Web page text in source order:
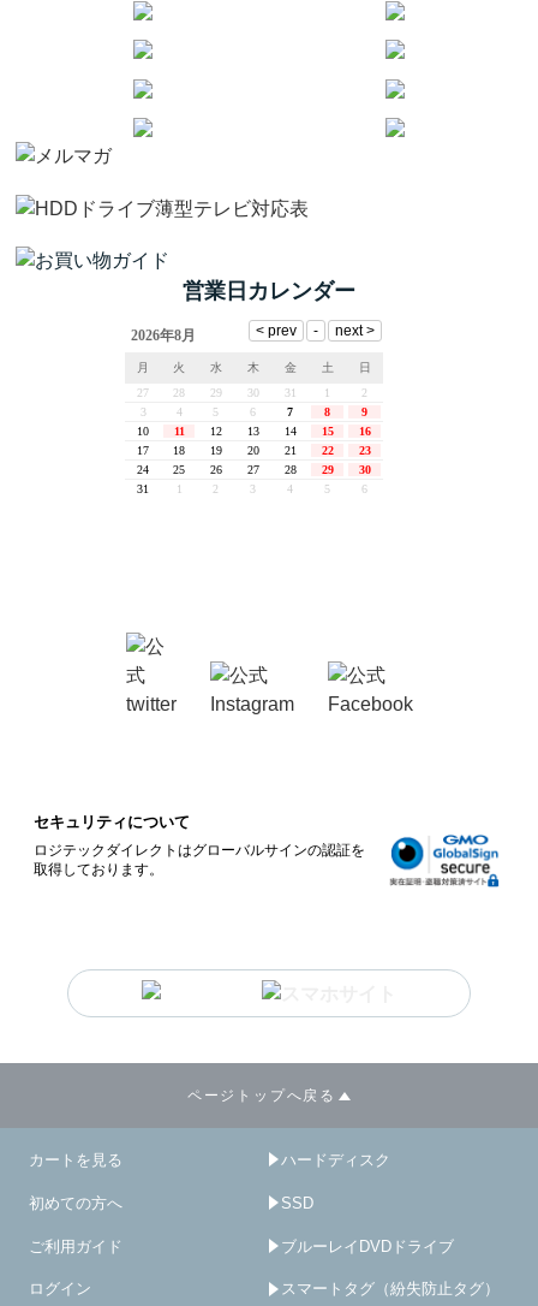
営業日カレンダー
セキュリティについて
ロジテックダイレクトはグローバルサインの認証を
取得しております。
ページトップへ戻る
カートを見る
初めての方へ
ご利用ガイド
ログイン
ハードディスク
SSD
ブルーレイDVDドライブ
スマートタグ（紛失防止タグ）